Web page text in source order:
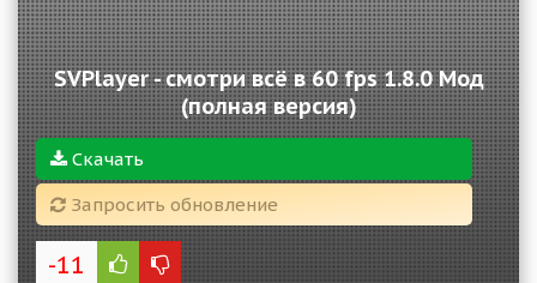
SVPlayer - смотри всё в 60 fps 1.8.0 Мод
(полная версия)
Скачать
Запросить обновление
-11